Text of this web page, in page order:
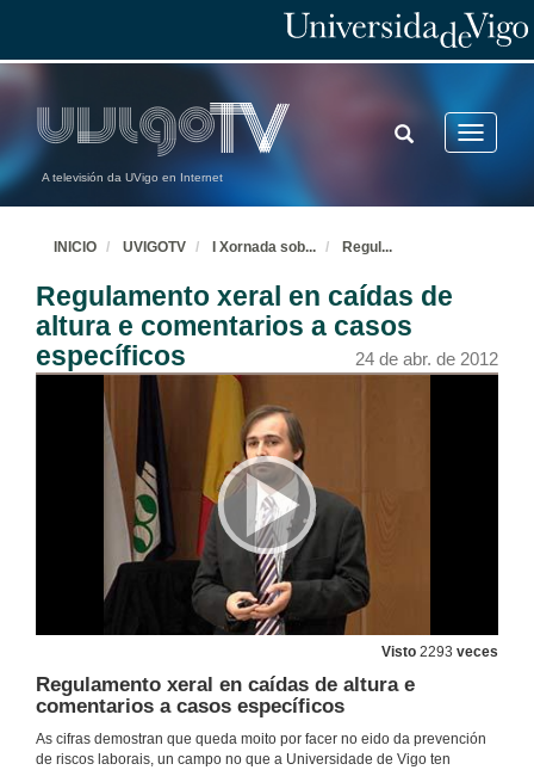
A televisión da UVigo en Internet
Toggle
TOGGLE
SEARCH
INICIO UVIGOTV I Xornada sob... Regul ...
Regulamento xeral en caídas de
altura e comentarios a casos
específicos
24 de abr. de 2012
Visto 2293 veces
Regulamento xeral en caídas de altura e
comentarios a casos específicos
As cifras demostran que queda moito por facer no eido da prevención
de riscos laborais, un campo no que a Universidade de Vigo ten